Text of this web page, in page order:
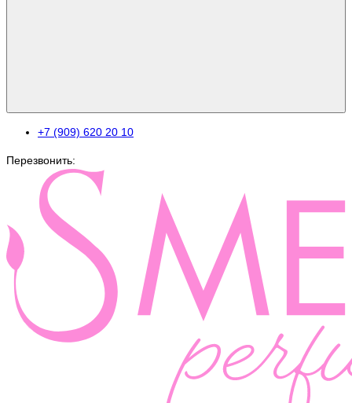
+7 (909) 620 20 10
Перезвонить: